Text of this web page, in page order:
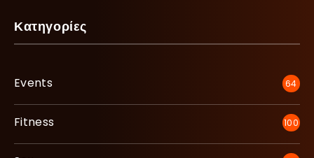
Κατηγορίες
Events 64
Fitness 100